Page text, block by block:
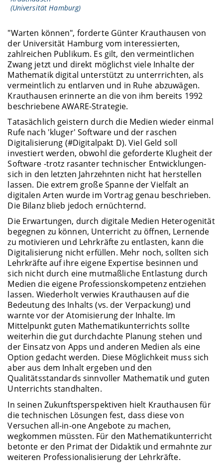
(Universität Hamburg)
"Warten können", forderte Günter Krauthausen von
der Universität Hamburg vom interessierten,
zahlreichen Publikum. Es gilt, den vermeintlichen
Zwang jetzt und direkt möglichst viele Inhalte der
Mathematik digital unterstützt zu unterrrichten, als
vermeintlich zu entlarven und in Ruhe abzuwägen.
Krauthausen erinnerte an die von ihm bereits 1992
beschriebene AWARE-Strategie.
Tatasächlich geistern durch die Medien wieder einmal
Rufe nach 'kluger' Software und der raschen
Digitalisierung (#Digitalpakt D). Viel Geld soll
investiert werden, obwohl die geforderte Klugheit der
Software -trotz rasanter technischer Entwicklungen-
sich in den letzten Jahrzehnten nicht hat herstellen
lassen. Die extrem große Spanne der Vielfalt an
digitalen Arten wurde im Vortrag genau beschrieben.
Die Bilanz blieb jedoch ernüchternd.
Die Erwartungen, durch digitale Medien Heterogenität
begegnen zu können, Unterricht zu öffnen, Lernende
zu motivieren und Lehrkräfte zu entlasten, kann die
Digitalisierung nicht erfüllen. Mehr noch, sollten sich
Lehrkräfte auf ihre eigene Expertise besinnen und
sich nicht durch eine mutmaßliche Entlastung durch
Medien die eigene Professionskompetenz entziehen
lassen. Wiederholt verwies Krauthausen auf die
Bedeutung des Inhalts (vs. der Verpackung) und
warnte vor der Atomisierung der Inhalte. Im
Mittelpunkt guten Mathematikunterrichts sollte
weiterhin die gut durchdachte Planung stehen und
der Einsatz von Apps und anderen Medien als eine
Option gedacht werden. Diese Möglichkeit muss sich
aber aus dem Inhalt ergeben und den
Qualitätsstandards sinnvoller Mathematik und guten
Unterrichts standhalten.
In seinen Zukunftsperspektiven hielt Krauthausen für
die technischen Lösungen fest, dass diese von
Versuchen all-in-one Angebote zu machen,
wegkommen müssten. Für den Mathematikunterricht
betonte er den Primat der Didaktik und ermahnte zur
weiteren Professionalisierung der Lehrkräfte.